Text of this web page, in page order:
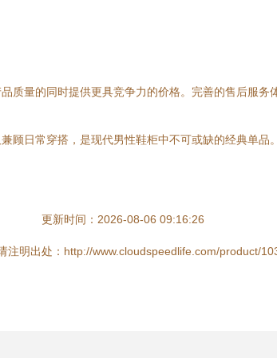
量的同时提供更具竞争力的价格。完善的售后服务
顾日常穿搭，是现代男性鞋柜中不可或缺的经典单
更新时间：2026-08-06 09:16:26
注明出处：http://www.cloudspeedlife.com/product/